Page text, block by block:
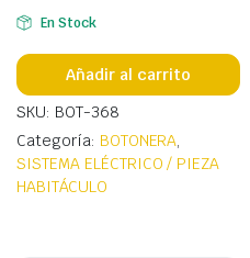
En Stock
Añadir al carrito
SKU: BOT-368
Categoría: BOTONERA,
SISTEMA ELÉCTRICO / PIEZA
HABITÁCULO